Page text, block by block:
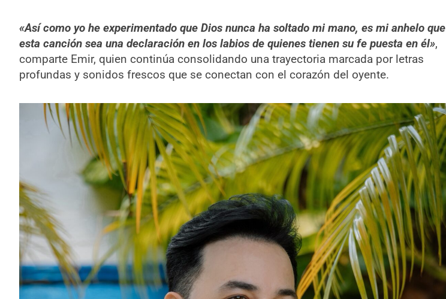
«Así como yo he experimentado que Dios nunca ha soltado mi mano, es mi anhelo que
esta canción sea una declaración en los labios de quienes tienen su fe puesta en él»,
comparte Emir, quien continúa consolidando una trayectoria marcada por letras
profundas y sonidos frescos que se conectan con el corazón del oyente.